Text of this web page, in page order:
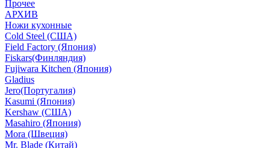
Прочее
АРХИВ
Ножи кухонные
Cold Steel (США)
Field Factory (Япония)
Fiskars(Финляндия)
Fujiwara Kitchen (Япония)
Gladius
Jero(Португалия)
Kasumi (Япония)
Kershaw (США)
Masahiro (Япония)
Mora (Швеция)
Mr. Blade (Китай)